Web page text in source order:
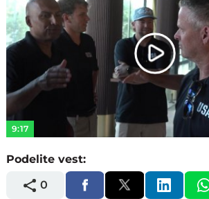
Play
Video
9:17
Podelite vest:
0